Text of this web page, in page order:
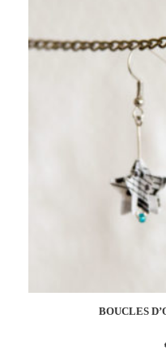
BOUCLES